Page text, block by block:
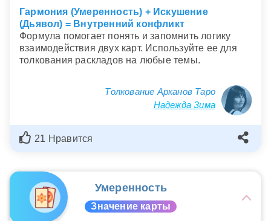
Гармония (Умеренность) + Искушение
(Дьявол) = Внутренний конфликт
Формула помогает понять и запомнить логику
взаимодействия двух карт. Используйте ее для
толкования раскладов на любые темы.
Толкование Арканов Таро
Надежда Зима
21 Нравится
Умеренность
Значение карты